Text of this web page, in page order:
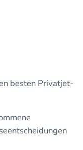
besten Privatjet-